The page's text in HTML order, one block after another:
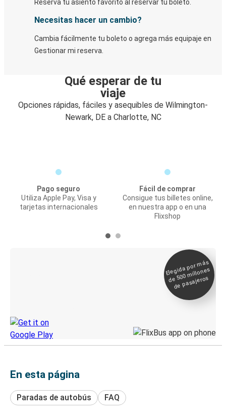
Reserva tu asiento favorito al reservar tu boleto.
Necesitas hacer un cambio?
Cambia fácilmente tu boleto o agrega más equipaje en
Gestionar mi reserva.
Qué esperar de tu
viaje
Opciones rápidas, fáciles y asequibles de Wilmington-
Newark, DE a Charlotte, NC
Pago seguro
Utiliza Apple Pay, Visa y
tarjetas internacionales
Fácil de comprar
Consigue tus billetes online,
en nuestra app o en una
Flixshop
Elegida por
más
de 500
millones
de pasajeros
En esta página
Paradas de autobús FAQ